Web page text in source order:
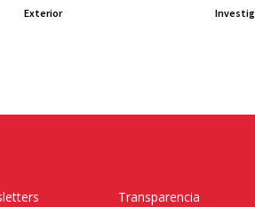
Exterior
Transparencia